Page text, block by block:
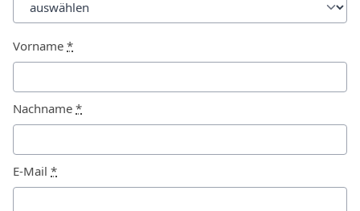
Vorname *
Nachname *
E-Mail *